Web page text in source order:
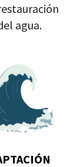
agua.
Go
to
Adaptación
Costera